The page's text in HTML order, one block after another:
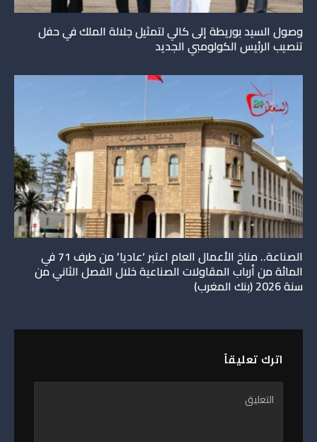
وصول السيد بوريطة إلى كالي لتمثيل جلالة الملك في حفل
تنصيب الرئيس الكولومبي الجديد
الصناعة.. مناخ الأعمال العام اعتبر ‘عاديا’ من طرف 71 في
المائة من أرباب المقاولات الصناعية خلال الفصل الثاني من
سنة 2026 (بنك المغرب)
اترك تعليقاً